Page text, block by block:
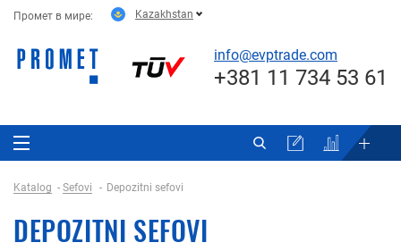
Промет в мире: Kazakhstan
info@evptrade.com
+381 11 734 53 61
Katalog Sefovi Depozitni sefovi
DEPOZITNI SEFOVI